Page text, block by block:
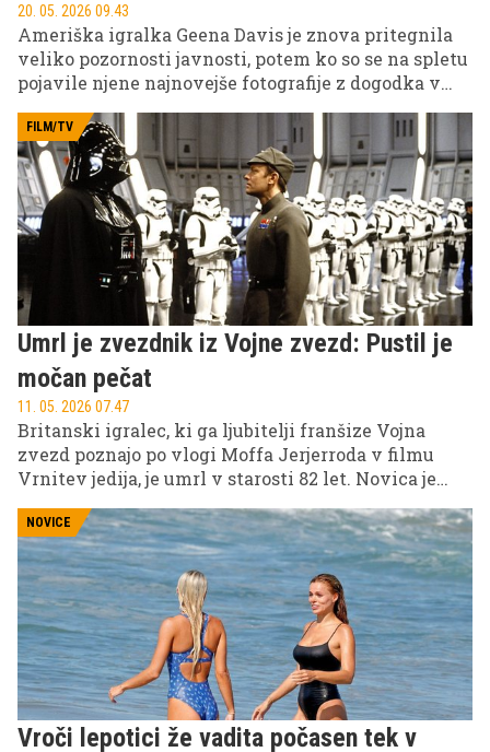
20. 05. 2026 09.43
Ameriška igralka Geena Davis je znova pritegnila
veliko pozornosti javnosti, potem ko so se na spletu
pojavile njene najnovejše fotografije z dogodka v
Los Angelesu. Številni oboževalci in mediji so
poudarili, da oskarjevka pri skoraj 70 letih deluje
neverjetno mladostno in elegantno.
FILM/TV
Umrl je zvezdnik iz Vojne zvezd: Pustil je
močan pečat
11. 05. 2026 07.47
Britanski igralec, ki ga ljubitelji franšize Vojna
zvezd poznajo po vlogi Moffa Jerjerroda v filmu
Vrnitev jedija, je umrl v starosti 82 let. Novica je
gledališkimi ustvarjalci, saj je igralec veljal za
enega najuglednejših britanskih gledaliških
igralcev svoje generacije.
NOVICE
Vroči lepotici že vadita počasen tek v